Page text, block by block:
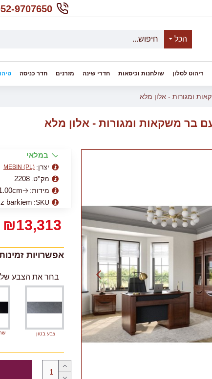
052-9707650
הכל
ריהוט לסלון שולחנות וכיסאות חדרי שינה מזרנים חדר כניסה
₪13,313
במלאי
יצרן: MEBIN (PL)
מק''ט: 2208
מידות: 🡢101.00cm x 🡥42.00cm x 🡡191.00cm
SKU:
barkiem
אפשרויות
בחר את הצבע של
צבע בטון